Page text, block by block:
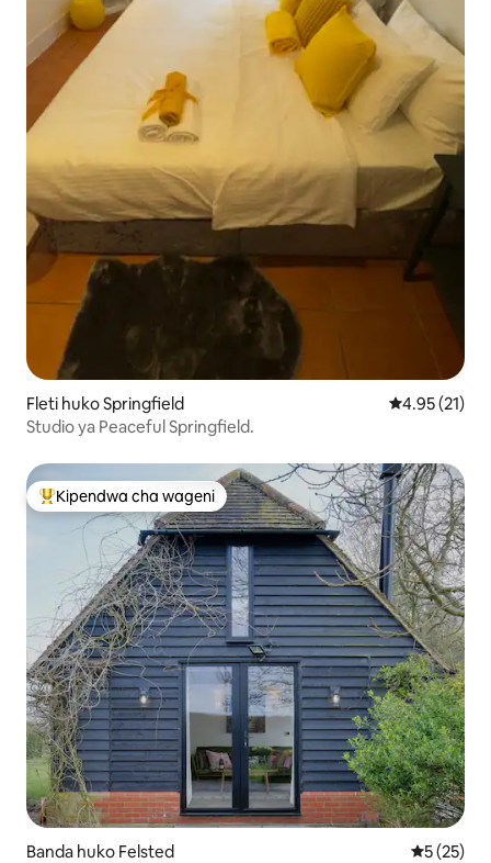
Fleti huko Springfield Ukadiriaji wa
4.95 (21)
Studio ya Peaceful Springfield.
Kipendwa maarufu cha wageni
Kipendwa cha wageni
Banda huko Felsted Ukadiriaji
5 (25)